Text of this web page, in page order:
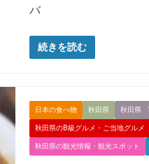
バ
続きを読む
日本の食べ物 秋田県 秋田県
秋田県のB級グルメ・ご当地グルメ
秋田県の観光情報・観光スポット